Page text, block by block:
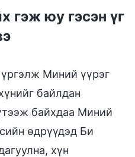
гэж юу гэсэн үг
Миний үүрэг
байлдан
байхдаа Миний
өдрүүдэд Би
хүн